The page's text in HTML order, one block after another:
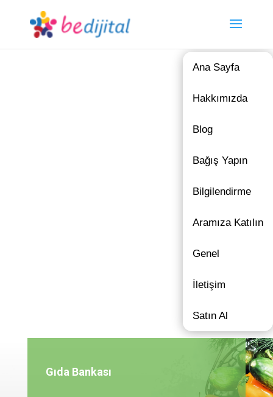
Ana Sayfa
Hakkımızda
Blog
Bağış Yapın
Bilgilendirme
Aramıza Katılın
Genel
İletişim
Satın Al
Gıda Bankası